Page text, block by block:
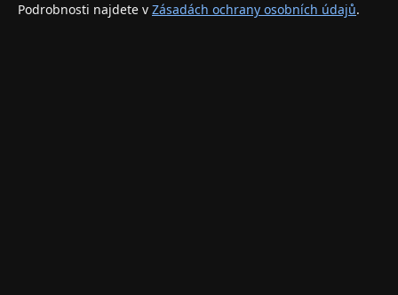
Doprava a doručení
Podrobnosti najdete v Zásadách ochrany osobních údajů.